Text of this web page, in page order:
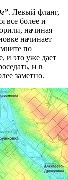
. Левый фланг,
все более и
начиная
начинает
по
и это уже дает
и в
заметно.